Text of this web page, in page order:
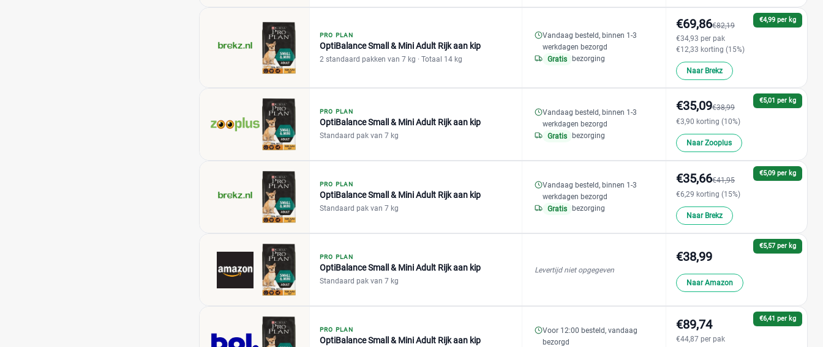
PRO PLAN
OptiBalance Small & Mini Adult Rijk aan kip
2 standaard pakken van 7 kg · Totaal 14 kg
Vandaag besteld, binnen 1-3
werkdagen bezorgd
Gratis
bezorging
€4,99 per kg
€69,86€82,19
€34,93 per pak
€12,33 korting (15%)
Naar Brekz
PRO PLAN
OptiBalance Small & Mini Adult Rijk aan kip
Standaard pak van 7 kg
Vandaag besteld, binnen 1-3
werkdagen bezorgd
Gratis bezorging
€5,01 per kg
€35,09€38,99
€3,90 korting (10%)
Naar Zooplus
PRO PLAN
OptiBalance Small & Mini Adult Rijk aan kip
Standaard pak van 7 kg
Vandaag besteld, binnen 1-3
werkdagen bezorgd
Gratis bezorging
€5,09 per kg
€35,66€41,95
€6,29 korting (15%)
Naar Brekz
PRO PLAN
OptiBalance Small & Mini Adult Rijk aan kip
Standaard pak van 7 kg
Levertijd niet opgegeven
€5,57 per kg
€38,99
Naar Amazon
PRO PLAN
OptiBalance Small & Mini Adult Rijk aan kip
Voor 12:00 besteld, vandaag
bezorgd
€6,41 per kg
€89,74
€44,87 per pak